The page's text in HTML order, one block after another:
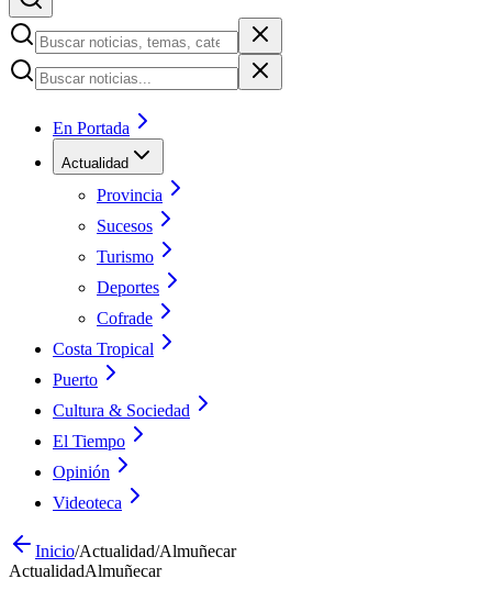
En Portada
Actualidad
Provincia
Sucesos
Turismo
Deportes
Cofrade
Costa Tropical
Puerto
Cultura & Sociedad
El Tiempo
Opinión
Videoteca
Inicio/Actualidad/Almuñecar
ActualidadAlmuñecar